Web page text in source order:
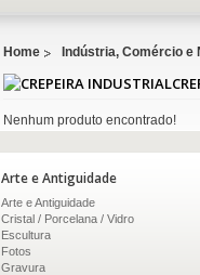
Home Indústria, Comércio e
Nenhum produto encontrado!
Arte e Antiguidade
Arte e Antiguidade
Cristal / Porcelana / Vidro
Escultura
Fotos
Gravura